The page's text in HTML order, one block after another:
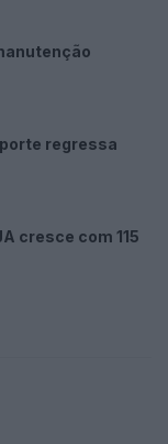
regressa
cresce com 115